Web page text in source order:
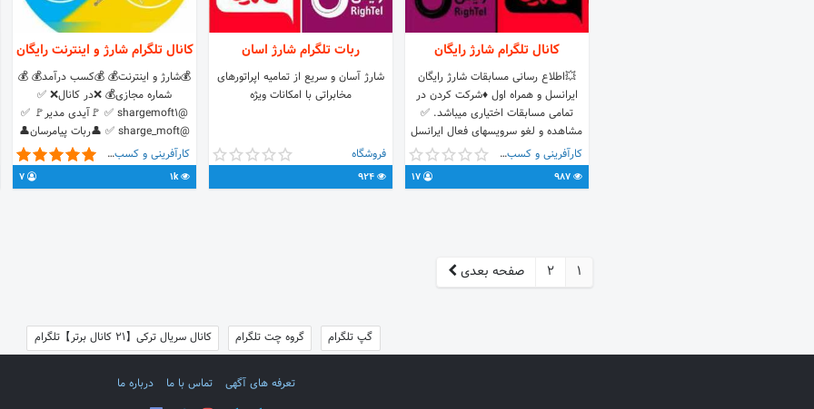
کانال تلگرام شارژ رایگان
💥اطلاع رسانی مسابقات شارژ رایگان
ایرانسل و همراه اول ♦️شرکت کردن در
تمامی مسابقات اختیاری میباشد. ✅
مشاهده و لغو سرویسهای فعال ایرانسل
و همراه اول با شماره گیری کد : 📞
*800# *********************
کارآفرینی و کسب و کار
987
17
ربات تلگرام شارژ اسان
شارژ آسان و سریع از تمامیه اپراتورهای
مخابراتی با امکانات ویژه
فروشگاه
924
کانال تلگرام شارژ و اینترنت رایگان
💰شارژ و اینترنت💰 💰کسب درآمد💰 💰
شماره مجازی💰 ❌در کانال❌ ✅
@shargemoft1 ✅ 🚩آیدی مدیر🚩 ✅
@sharge_moft ✅ 👤ربات پیامرسان👤
✅ @shargemoft1bot ✅ تبادل=پی وی
🚫کپی بدون ذکر منبع حرام است🚫
کارآفرینی و کسب و کار
1k
7
1
2 صفحه بعدی
گپ تلگرام گروه چت تلگرام کانال سریال ترکی【21 کانال برتر】تلگرام
تعرفه های آگهی تماس با ما درباره ما